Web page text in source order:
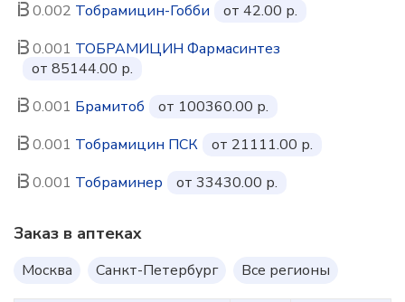
0.002 Тобрамицин-Гобби
от 42.00 р.
0.001 ТОБРАМИЦИН Фармасинтез
от 85144.00 р.
0.001 Брамитоб
от 100360.00 р.
0.001 Тобрамицин ПСК
от 21111.00 р.
0.001 Тобраминер от 33430.00 р.
Заказ в аптеках
Москва Санкт-Петербург Все регионы